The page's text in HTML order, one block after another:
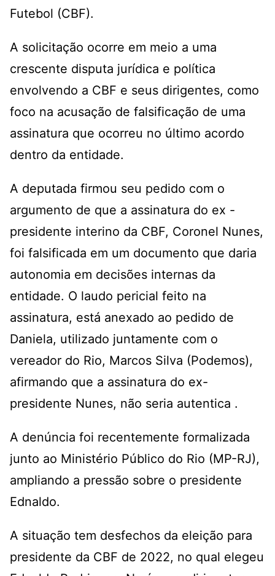
Futebol (CBF).
A solicitação ocorre em meio a uma
crescente disputa jurídica e política
envolvendo a CBF e seus dirigentes, como
foco na acusação de falsificação de uma
assinatura que ocorreu no último acordo
dentro da entidade.
A deputada firmou seu pedido com o
argumento de que a assinatura do ex -
presidente interino da CBF, Coronel Nunes,
foi falsificada em um documento que daria
autonomia em decisões internas da
entidade. O laudo pericial feito na
assinatura, está anexado ao pedido de
Daniela, utilizado juntamente com o
vereador do Rio, Marcos Silva (Podemos),
afirmando que a assinatura do ex-
presidente Nunes, não seria autentica .
A denúncia foi recentemente formalizada
junto ao Ministério Público do Rio (MP-RJ),
ampliando a pressão sobre o presidente
Ednaldo.
A situação tem desfechos da eleição para
presidente da CBF de 2022, no qual elegeu